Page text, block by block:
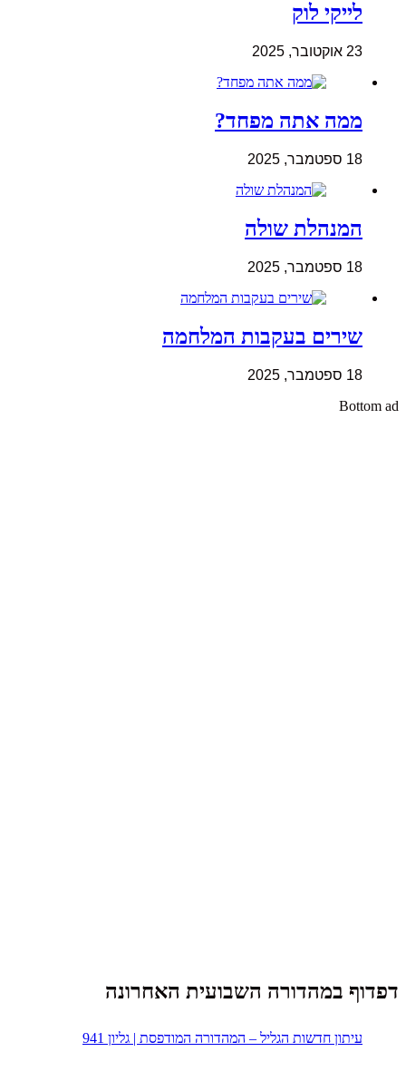
לייקי לוק
23 אוקטובר, 2025
ממה אתה מפחד?
18 ספטמבר, 2025
המנהלת שולה
18 ספטמבר, 2025
שירים בעקבות המלחמה
18 ספטמבר, 2025
Bottom ad
דפדוף במהדורה השבועית האחרונה
עיתון חדשות הגליל – המהדורה המודפסת | גליון 941